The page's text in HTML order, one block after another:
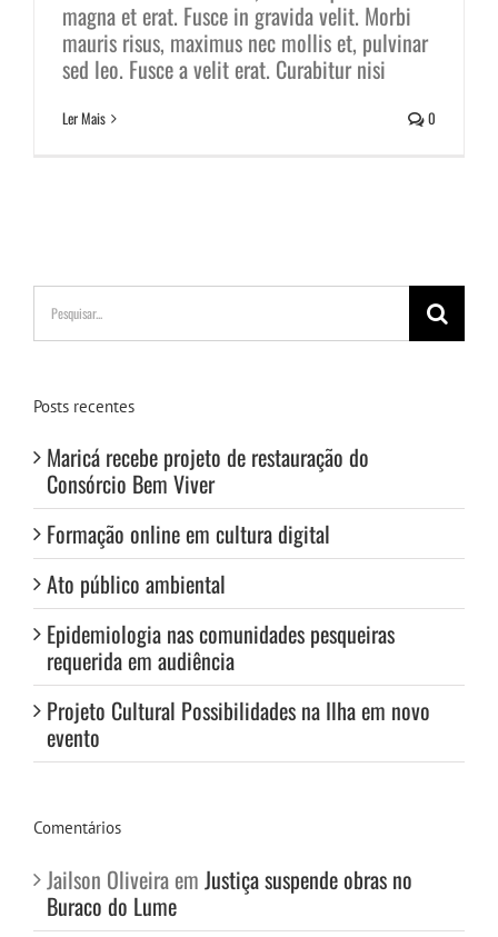
magna et erat. Fusce in gravida velit. Morbi
mauris risus, maximus nec mollis et, pulvinar
sed leo. Fusce a velit erat. Curabitur nisi
Ler Mais 0
Buscar
resultados
para:
Posts recentes
Maricá recebe projeto de restauração do
Consórcio Bem Viver
Formação online em cultura digital
Ato público ambiental
Epidemiologia nas comunidades pesqueiras
requerida em audiência
Projeto Cultural Possibilidades na Ilha em novo
evento
Comentários
Jailson Oliveira em Justiça suspende obras no
Buraco do Lume